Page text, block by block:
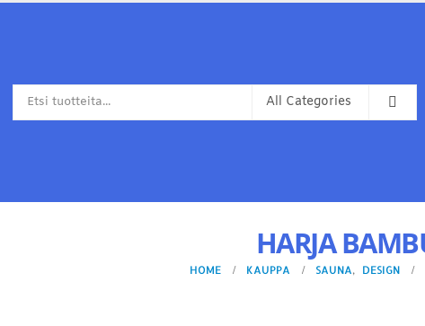
HARJA
HOME KAUPPA SAUNA, DESIGN